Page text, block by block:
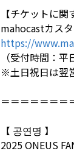
【チケットに関
mahocastカス
https://
（受付時間：平
※土日祝日は翌
＝＝＝＝＝＝＝
【 공연명 】
2025 ONEUS